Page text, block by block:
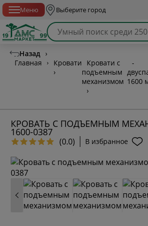
Меню Выберите город
Назад ›
Главная
›
Кровати
›
Кровати с
подъемным
механизмом
›
-
1600
КРОВАТЬ С ПОДЪЕМНЫМ
1600-0387
(0.0) В избранное